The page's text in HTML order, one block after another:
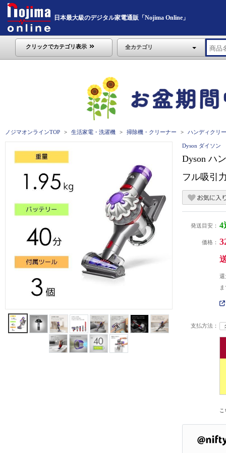
日本最大級のデジタル家電通販「Nojima Online」
クリックでカテゴリ表示 全カテゴリ
ノジマオンラインTOP 生活家電・洗濯機 掃除機・クリーナー ハンディクリ
Dyson ダイソン
Dyson ハ
フル吸引
発送目安： 4
価格：
還
支払方法：